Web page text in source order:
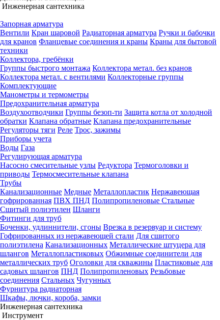
Инженерная сантехника
Запорная арматура
Вентили Кран шаровой Радиаторная арматура Ручки и бабочки
для кранов Фланцевые соединения и краны Краны для бытовой
техники
Коллектора, гребёнки
Группы быстрого монтажа Коллектора метал. без кранов
Коллектора метал. с вентилями Коллекторные группы
Комплектующие
Манометры и термометры
Предохранительная арматура
Воздухоотводчики Группы безоп-ти Защита котла от холодной
обратки Клапана обратные Клапана предохранительные
Регуляторы тяги Реле Трос, зажимы
Приборы учета
Воды Газа
Регулирующая арматура
Насосно смесительные узлы Редуктора Термоголовки и
приводы Термосмесительные клапана
Трубы
Канализационные Медные Металлопластик Нержавеющая
гофрированная ПВХ ПНД Полипропиленовые Стальные
Сшитый полиэтилен Шланги
Фитинги для труб
Боченки, удлиннители, сгоны Врезка в резервуар и систему
Гофрированных из нержавеющей стали Для сшитого
полиэтилена Канализационных Металлические штуцера для
шлангов Металлопластиковых Обжимные соединители для
металлических труб Оголовки для скважины Пластиковые для
садовых шлангов ПНД Полипропиленовых Резьбовые
соединения Стальных Чугунных
Фурнитура радиаторная
Шкафы, лючки, короба, замки
Инженерная сантехника
Инструмент